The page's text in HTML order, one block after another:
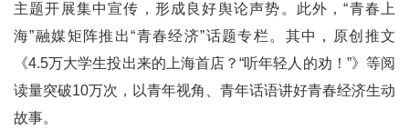
主题开展集中宣传，形成良好舆论声势。此外，“青春上
海”融媒矩阵推出“青春经济”话题专栏。其中，原创推文
《4.5万大学生投出来的上海首店？“听年轻人的劝！”》等阅
读量突破10万次，以青年视角、青年话语讲好青春经济生动
故事。